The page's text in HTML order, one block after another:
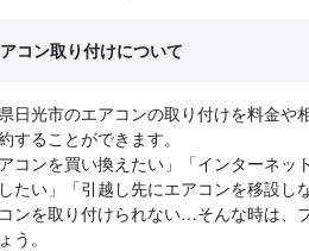
コン取り付けについて
日光市のエアコンの取り付けを料金や
することができます。
コンを買い換えたい」「インターネッ
たい」「引越し先にエアコンを移設し
ンを取り付けられない…そんな時は、
う。